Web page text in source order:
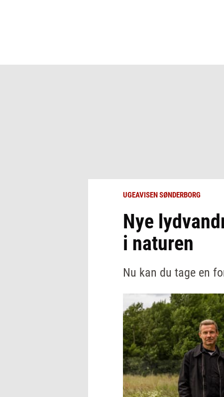
UGEAVISEN SØNDERBORG
Nye
i naturen
Nu kan du tage en